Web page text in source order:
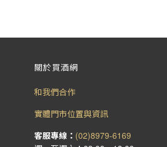
關於買酒網
和我們合作
實體門市位置與資訊
客服專線： (02)8979-6169